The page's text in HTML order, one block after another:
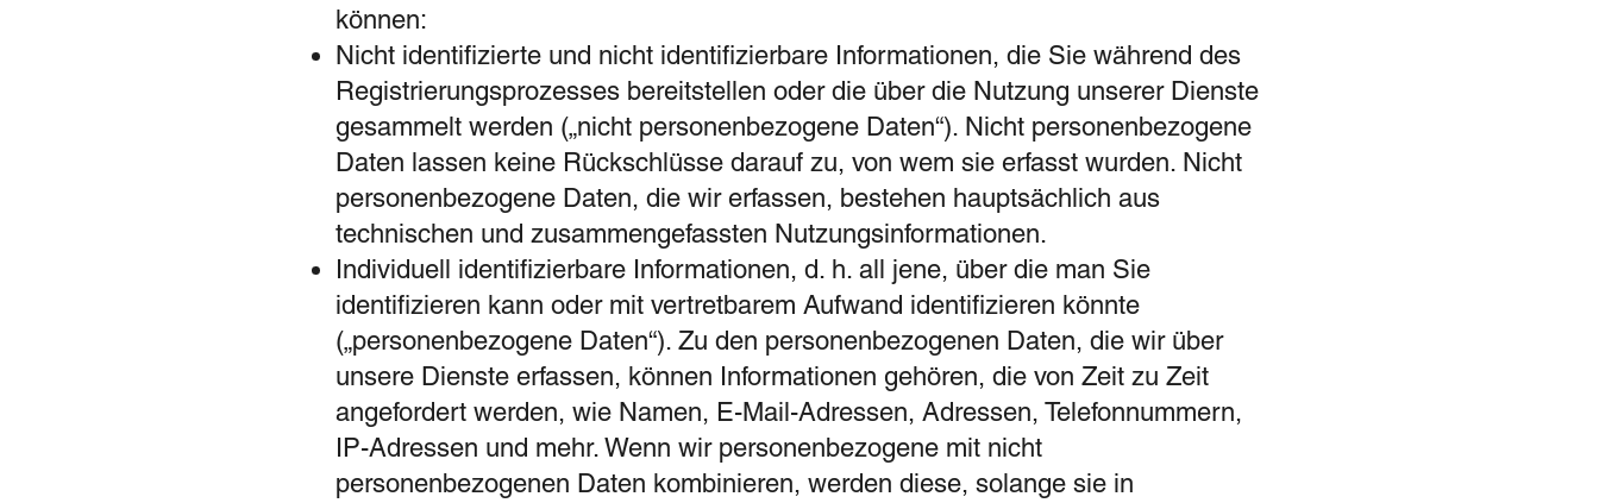
können:
Nicht identifizierte und nicht identifizierbare Informationen, die Sie während des
Registrierungsprozesses bereitstellen oder die über die Nutzung unserer Dienste
gesammelt werden („nicht personenbezogene Daten“). Nicht personenbezogene
Daten lassen keine Rückschlüsse darauf zu, von wem sie erfasst wurden. Nicht
personenbezogene Daten, die wir erfassen, bestehen hauptsächlich aus
technischen und zusammengefassten Nutzungsinformationen.
Individuell identifizierbare Informationen, d. h. all jene, über die man Sie
identifizieren kann oder mit vertretbarem Aufwand identifizieren könnte
(„personenbezogene Daten“). Zu den personenbezogenen Daten, die wir über
unsere Dienste erfassen, können Informationen gehören, die von Zeit zu Zeit
angefordert werden, wie Namen, E-Mail-Adressen, Adressen, Telefonnummern,
IP-Adressen und mehr. Wenn wir personenbezogene mit nicht
personenbezogenen Daten kombinieren, werden diese, solange sie in